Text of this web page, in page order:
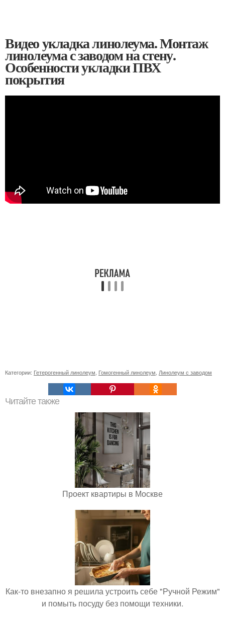
Видео укладка линолеума. Монтаж
линолеума с заводом на стену.
Особенности укладки ПВХ
покрытия
Категории: Гетерогенный линолеум Гомогенный линолеум Линолеум с заводом
Читайте также
Проект квартиры в Москве
Как-то внезапно я решила устроить себе "Ручной Режим"
и помыть посуду без помощи техники.